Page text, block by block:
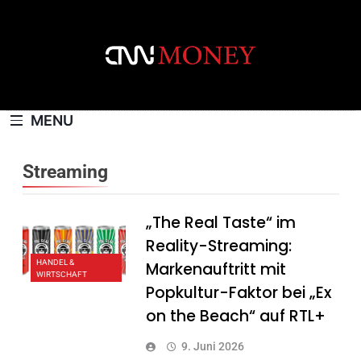
MENU
Streaming
HANDEL &
WIRTSCHAFT
„The Real Taste“ im
Reality-Streaming:
Markenauftritt mit
Popkultur-Faktor bei „Ex
on the Beach“ auf RTL+
9. Juni 2026